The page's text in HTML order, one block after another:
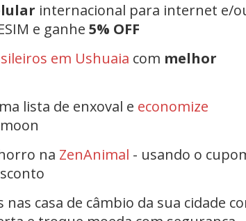
internacional para internet e/
e ganhe 5% OFF
em Ushuaia com melhor
lista de enxoval e economize
na ZenAnimal - usando o
nas casa de câmbio da sua cidade